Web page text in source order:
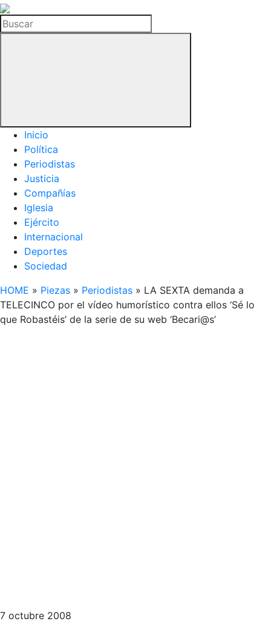
La
Hemeroteca
del
Buscar
Inicio
Política
Periodistas
Justicia
Compañías
Iglesia
Ejército
Internacional
Deportes
Sociedad
HOME » Piezas » Periodistas » LA SEXTA demanda a
TELECINCO por el vídeo humorístico contra ellos ‘Sé lo
que Robastéis’ de la serie de su web ‘Becari@s’
7 octubre 2008